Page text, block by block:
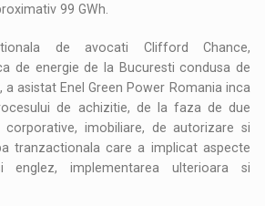
99 GWh.
de avocati Clifford Chance,
de energie de la Bucuresti condusa de
a asistat Enel Green Power Romania inca
de achizitie, de la faza de due
imobiliare, de autorizare si
tranzactionala care a implicat aspecte
implementarea ulterioara si